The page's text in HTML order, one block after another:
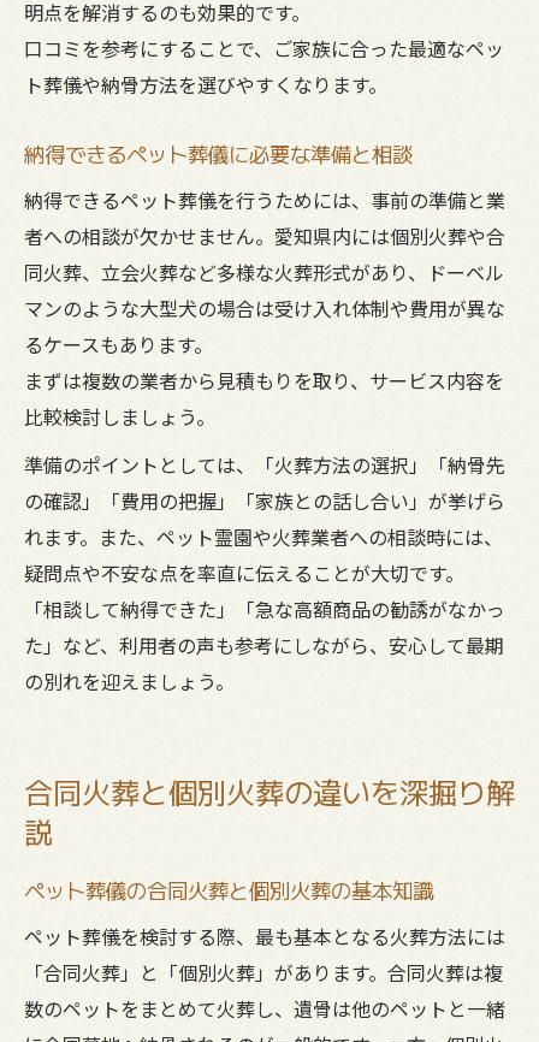
明点を解消するのも効果的です。
口コミを参考にすることで、ご家族に合った最適なペッ
ト葬儀や納骨方法を選びやすくなります。
納得できるペット葬儀に必要な準備と相談
納得できるペット葬儀を行うためには、事前の準備と業
者への相談が欠かせません。愛知県内には個別火葬や合
同火葬、立会火葬など多様な火葬形式があり、ドーベル
マンのような大型犬の場合は受け入れ体制や費用が異な
るケースもあります。
まずは複数の業者から見積もりを取り、サービス内容を
比較検討しましょう。
準備のポイントとしては、「火葬方法の選択」「納骨先
の確認」「費用の把握」「家族との話し合い」が挙げら
れます。また、ペット霊園や火葬業者への相談時には、
疑問点や不安な点を率直に伝えることが大切です。
「相談して納得できた」「急な高額商品の勧誘がなかっ
た」など、利用者の声も参考にしながら、安心して最期
の別れを迎えましょう。
合同火葬と個別火葬の違いを深掘り解
説
ペット葬儀の合同火葬と個別火葬の基本知識
ペット葬儀を検討する際、最も基本となる火葬方法には
「合同火葬」と「個別火葬」があります。合同火葬は複
数のペットをまとめて火葬し、遺骨は他のペットと一緒